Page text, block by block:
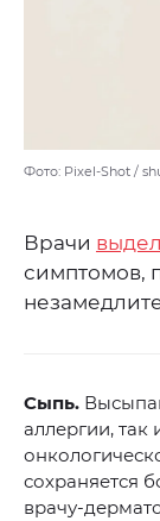
Фото: Pixel-Shot /
Врачи
симптомов,
Сыпь.
аллергии,
сохраняется
врачу-